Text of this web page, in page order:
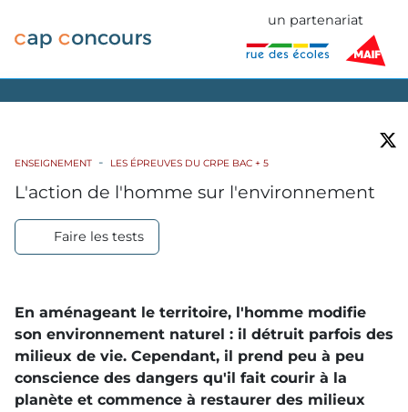
un partenariat
ENSEIGNEMENT LES ÉPREUVES DU CRPE BAC + 5
L'action de l'homme sur l'environnement
Faire les tests
En aménageant le territoire, l'homme modifie
son environnement naturel : il détruit parfois des
milieux de vie. Cependant, il prend peu à peu
conscience des dangers qu'il fait courir à la
planète et commence à restaurer des milieux